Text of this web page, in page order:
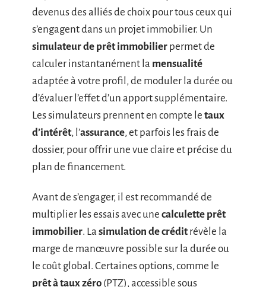
devenus des alliés de choix pour tous ceux qui
s’engagent dans un projet immobilier. Un
simulateur de prêt immobilier permet de
calculer instantanément la mensualité
adaptée à votre profil, de moduler la durée ou
d’évaluer l’effet d’un apport supplémentaire.
Les simulateurs prennent en compte le taux
d’intérêt, l’assurance, et parfois les frais de
dossier, pour offrir une vue claire et précise du
plan de financement.
Avant de s’engager, il est recommandé de
multiplier les essais avec une calculette prêt
immobilier. La simulation de créditrévèle la
marge de manœuvre possible sur la durée ou
le coût global. Certaines options, comme le
prêt à taux zéro (PTZ), accessible sous